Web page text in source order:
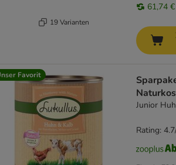
19 Varianten
61,74 €
Favorit
Junior
Rating: